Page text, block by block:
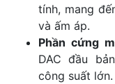
tính, mang
và ấm áp.
Phần cứng
DAC đầu
công suất lớn.